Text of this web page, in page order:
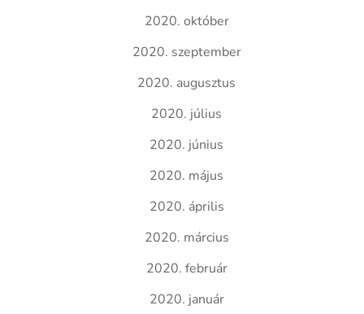
2020. október
2020. szeptember
2020. augusztus
2020. július
2020. június
2020. május
2020. április
2020. március
2020. február
2020. január